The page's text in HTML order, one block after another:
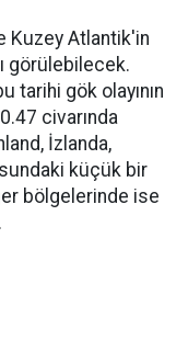
Kuzey Atlantik'in
görülebilecek.
tarihi gök olayının
civarında
İzlanda,
küçük bir
bölgelerinde ise